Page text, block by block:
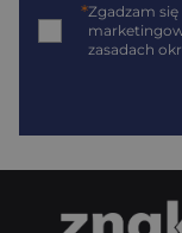
*Zgadzam
zasadach